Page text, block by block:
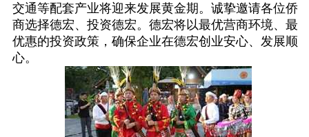
交通等配套产业将迎来发展黄金期。诚挚邀请各位侨
商选择德宏、投资德宏。德宏将以最优营商环境、最
优惠的投资政策，确保企业在德宏创业安心、发展顺
心。